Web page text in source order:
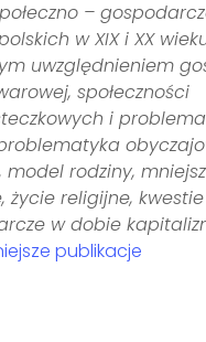
–
w XIX i XX
uwzględnieniem
społeczności
i
model rodziny,
życie religijne, kwestie
w dobie
publikacje